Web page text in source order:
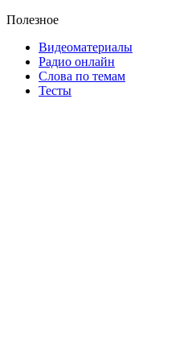
Полезное
Видеоматериалы
Радио онлайн
Слова по темам
Тесты